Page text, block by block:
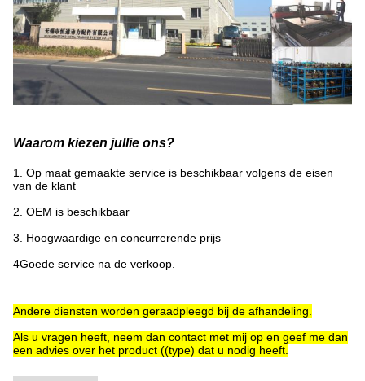
Waarom kiezen jullie ons?
1. Op maat gemaakte service is beschikbaar volgens de eisen
van de klant
2. OEM is beschikbaar
3. Hoogwaardige en concurrerende prijs
4Goede service na de verkoop.
Andere diensten worden geraadpleegd bij de afhandeling.
Als u vragen heeft, neem dan contact met mij op en geef me dan
een advies over het product ((type) dat u nodig heeft.